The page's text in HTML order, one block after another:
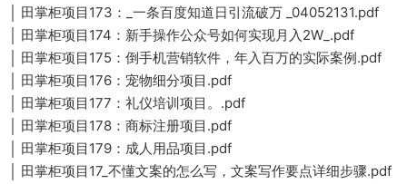
│ 田掌柜项目173：_一条百度知道日引流破万 _04052131.pdf
│ 田掌柜项目174：新手操作公众号如何实现月入2W_.pdf
│ 田掌柜项目175：倒手机营销软件，年入百万的实际案例.pdf
│ 田掌柜项目176：宠物细分项目.pdf
│ 田掌柜项目177：礼仪培训项目。.pdf
│ 田掌柜项目178：商标注册项目.pdf
│ 田掌柜项目179：成人用品项目.pdf
│ 田掌柜项目17_不懂文案的怎么写，文案写作要点详细步骤.pdf